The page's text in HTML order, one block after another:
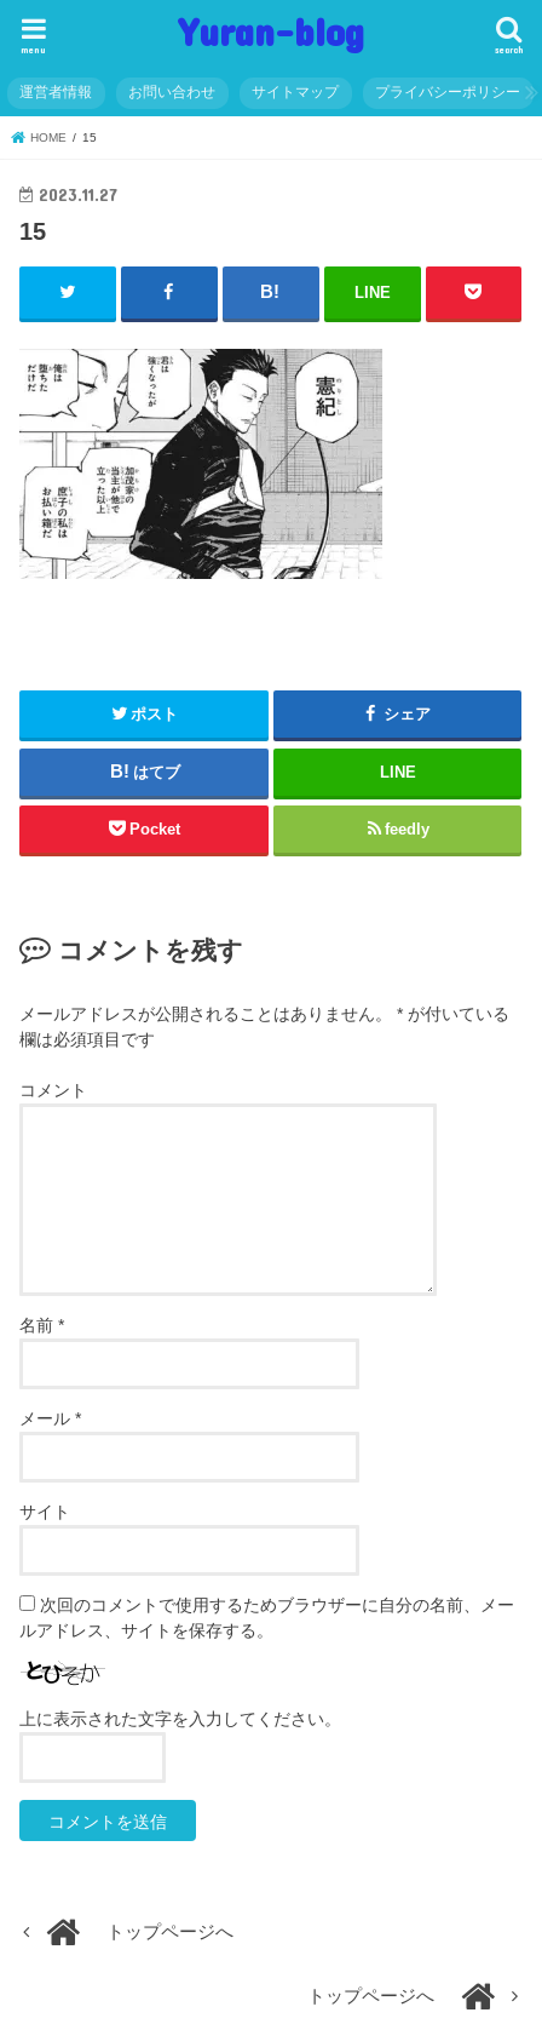
Yuran-blog search
menu
運営者情報 お問い合わせ サイトマップ プライバシーポリシー
HOME 15
2023.11.27
15
LINE
ポスト シェア
はてブ LINE
Pocket feedly
コメントを残す
メールアドレスが公開されることはありません。 * が付いている
欄は必須項目です
コメント
名前*
メール*
サイト
次回のコメントで使用するためブラウザーに自分の名前、メー
ルアドレス、サイトを保存する。
上に表示された文字を入力してください。
トップページへ
トップページへ